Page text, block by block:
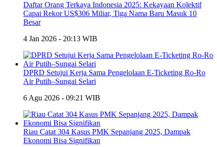
Daftar Orang Terkaya Indonesia 2025: Kekayaan Kolektif
Capai Rekor US$306 Miliar, Tiga Nama Baru Masuk 10
Besar
4 Jan 2026 - 20:13 WIB
DPRD Setujui Kerja Sama Pengelolaan E-Ticketing Ro-Ro
Air Putih–Sungai Selari
6 Agu 2026 - 09:21 WIB
Riau Catat 304 Kasus PMK Sepanjang 2025, Dampak
Ekonomi Bisa Signifikan